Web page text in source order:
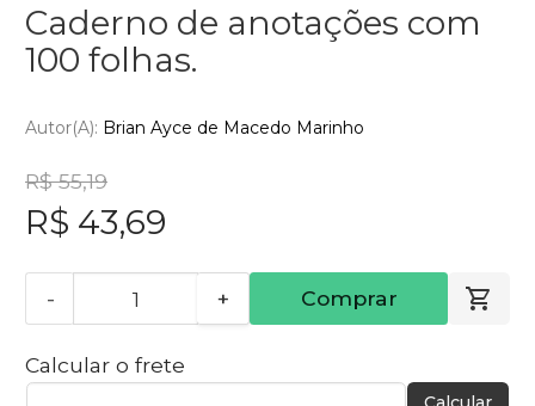
Caderno de anotações com
100 folhas.
Autor(a): Brian Ayce de Macedo Marinho
R$ 55,19
R$ 43,69
- + Comprar
Calcular o frete